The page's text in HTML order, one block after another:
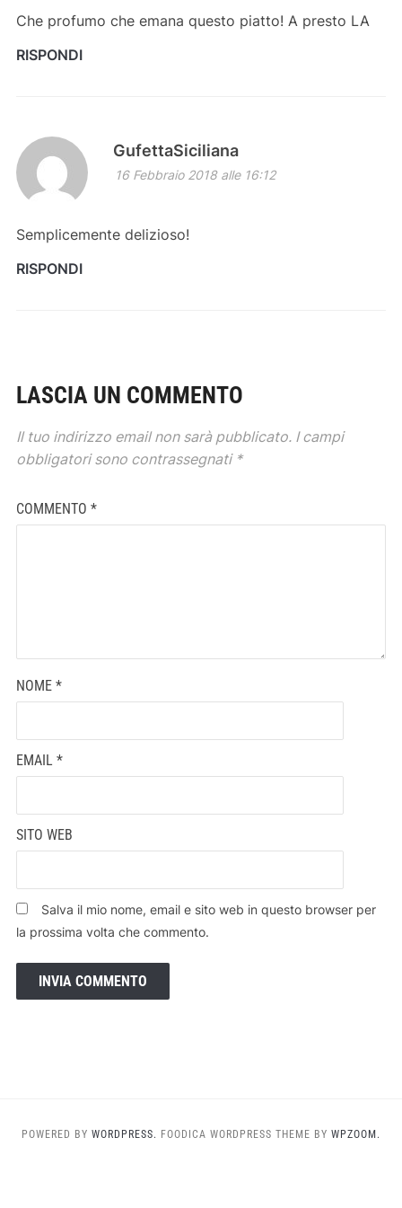
Che profumo che emana questo piatto! A presto LA
RISPONDI
GufettaSiciliana
16 Febbraio 2018 alle 16:12
Semplicemente delizioso!
RISPONDI
LASCIA UN COMMENTO
Il tuo indirizzo email non sarà pubblicato. I campi
obbligatori sono contrassegnati *
COMMENTO *
NOME *
EMAIL *
SITO WEB
Salva il mio nome, email e sito web in questo browser per
la prossima volta che commento.
POWERED BY WORDPRESS. FOODICA WORDPRESS THEME BY WPZOOM.